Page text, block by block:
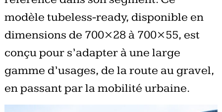
modèle tubeless-ready, disponible en
dimensions de 700×28 à 700×55, est
conçu pour s’adapter à une large
gamme d’usages, de la route au gravel,
en passant par la mobilité urbaine.